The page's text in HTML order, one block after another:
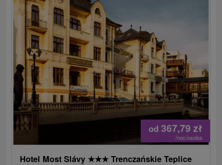
od 367,79 zł
/noc/osoba
Hotel Most Slávy ★★★ Trenczańskie Teplice